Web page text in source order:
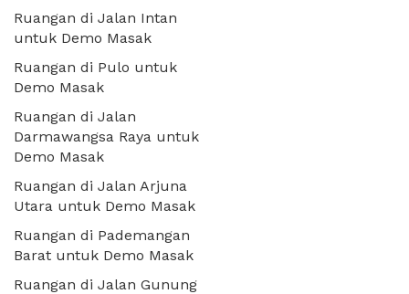
Ruangan di Jalan Intan
untuk Demo Masak
Ruangan di Pulo untuk
Demo Masak
Ruangan di Jalan
Darmawangsa Raya untuk
Demo Masak
Ruangan di Jalan Arjuna
Utara untuk Demo Masak
Ruangan di Pademangan
Barat untuk Demo Masak
Ruangan di Jalan Gunung